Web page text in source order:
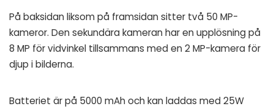
På baksidan liksom på framsidan sitter två 50 MP-
kameror. Den sekundära kameran har en upplösning på
8 MP för vidvinkel tillsammans med en 2 MP-kamera för
djup i bilderna.
Batteriet är på 5000 mAh och kan laddas med 25W